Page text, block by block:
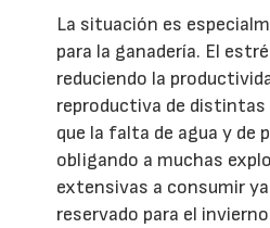
La situación es
para la ganadería. El
reduciendo la
reproductiva de
que la falta de agua y de
obligando a muchas
extensivas a consumir
reservado para el